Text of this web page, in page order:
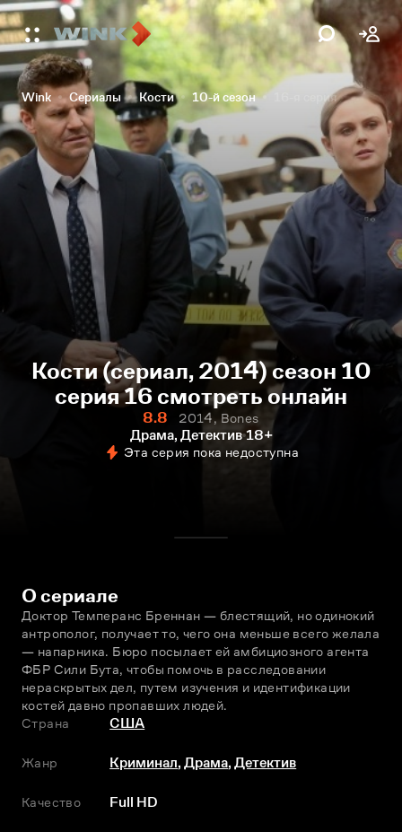
Wink Сериалы Кости 10-й сезон 16-я серия
Кости (сериал, 2014) сезон 10
серия 16 смотреть онлайн
8.8
2014, Bones
Драма, Детектив 18+
Эта серия пока недоступна
О сериале
Доктор Темперанс Бреннан — блестящий, но одинокий
антрополог, получает то, чего она меньше всего желала
— напарника. Бюро посылает ей амбициозного агента
ФБР Сили Бута, чтобы помочь в расследовании
нераскрытых дел, путем изучения и идентификации
костей давно пропавших людей.
Страна
США
Жанр Криминал,Драма,Детектив
Качество Full HD